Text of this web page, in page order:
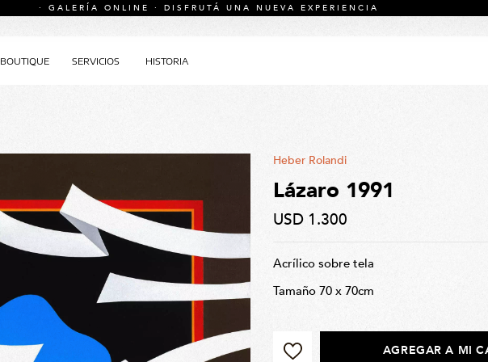
· GALERÍA ONLINE · DISFRUTÁ UNA NUEVA EXPERIENCIA
BOUTIQUE SERVICIOS HISTORIA
Heber Rolandi
Lázaro 1991
USD 1.300
Acrílico sobre tela
Tamaño 70 x 70cm
AGREGAR A MI